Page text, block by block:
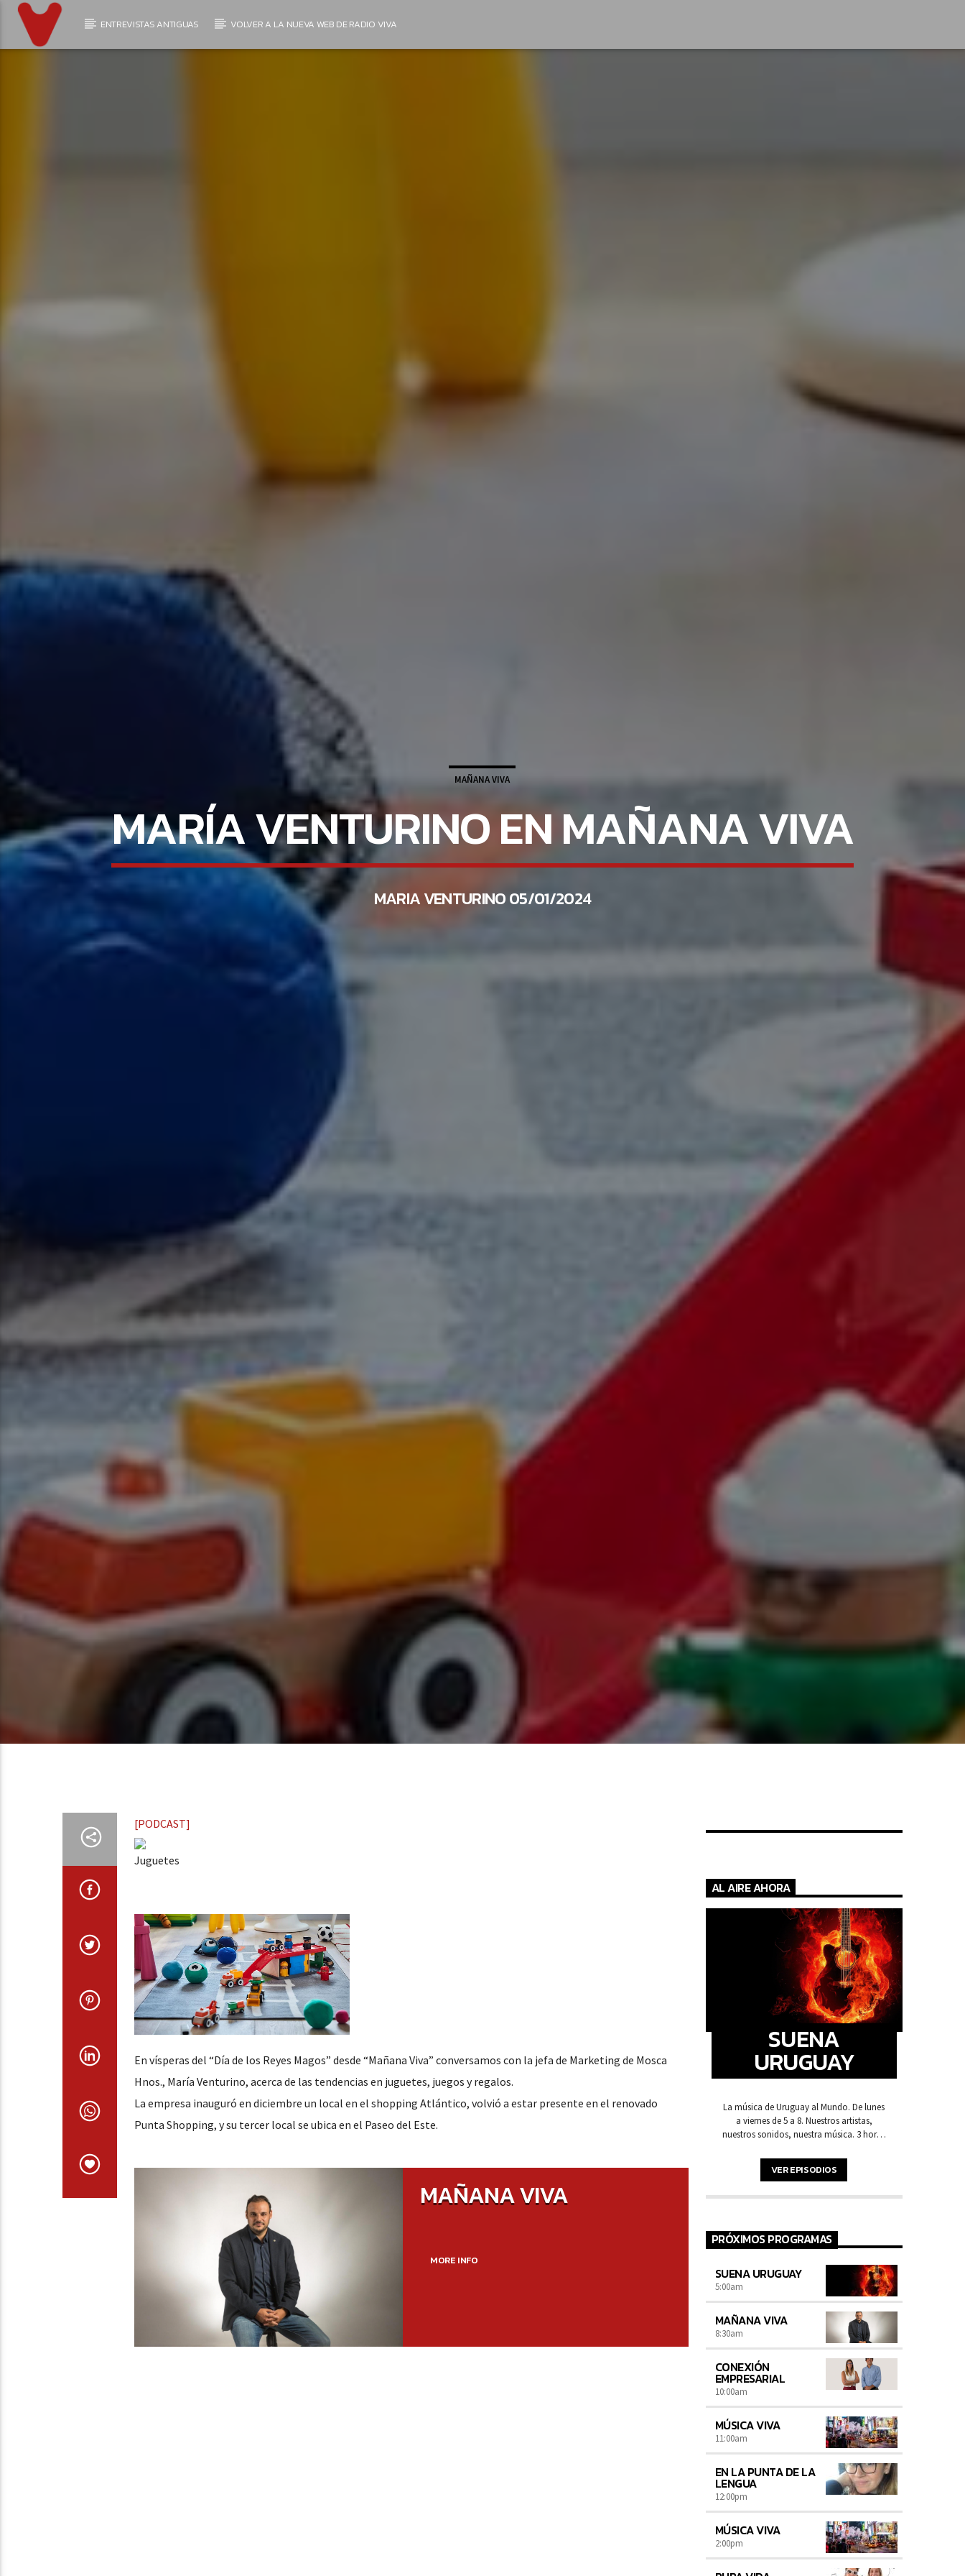
ENTREVISTAS ANTIGUAS VOLVER A LA NUEVA WEB DE RADIO VIVA
MAÑANA VIVA
MARÍA VENTURINO EN MAÑANA VIVA
MARIA VENTURINO 05/01/2024
[PODCAST]
En vísperas del “Día de los Reyes Magos” desde “Mañana Viva” conversamos con la jefa de Marketing de Mosca
Hnos., María Venturino, acerca de las tendencias en juguetes, juegos y regalos.
La empresa inauguró en diciembre un local en el shopping Atlántico, volvió a estar presente en el renovado
Punta Shopping, y su tercer local se ubica en el Paseo del Este.
MAÑANA VIVA
MORE INFO
AL AIRE AHORA
SUENA
URUGUAY
La música de Uruguay al Mundo. De lunes
a viernes de 5 a 8. Nuestros artistas,
nuestros sonidos, nuestra música. 3 horas
arrancar la mañana.
VER EPISODIOS
PRÓXIMOS PROGRAMAS
SUENA URUGUAY
5:00am
MAÑANA VIVA
8:30am
CONEXIÓN
EMPRESARIAL
10:00am
MÚSICA VIVA
11:00am
EN LA PUNTA DE LA
LENGUA
12:00pm
MÚSICA VIVA
2:00pm